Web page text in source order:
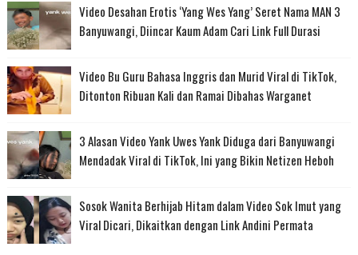
Video Desahan Erotis ‘Yang Wes Yang’ Seret Nama MAN 3
Banyuwangi, Diincar Kaum Adam Cari Link Full Durasi
Video Bu Guru Bahasa Inggris dan Murid Viral di TikTok,
Ditonton Ribuan Kali dan Ramai Dibahas Warganet
3 Alasan Video Yank Uwes Yank Diduga dari Banyuwangi
Mendadak Viral di TikTok, Ini yang Bikin Netizen Heboh
Sosok Wanita Berhijab Hitam dalam Video Sok Imut yang
Viral Dicari, Dikaitkan dengan Link Andini Permata